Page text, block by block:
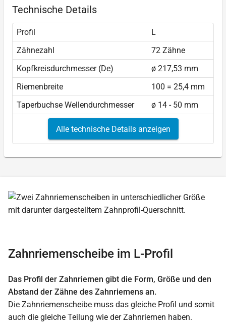
Technische Details
Profil
L
Zähnezahl
72 Zähne
Kopfkreisdurchmesser (De)
ø 217,53 mm
Riemenbreite
100 = 25,4 mm
Taperbuchse Wellendurchmesser
ø 14 - 50 mm
Alle technische Details anzeigen
Zahnriemenscheibe im L-Profil
Das Profil der Zahnriemen gibt die Form, Größe und den
Abstand der Zähne des Zahnriemens an.
Die Zahnriemenscheibe muss das gleiche Profil und somit
auch die gleiche Teilung wie der Zahnriemen haben.